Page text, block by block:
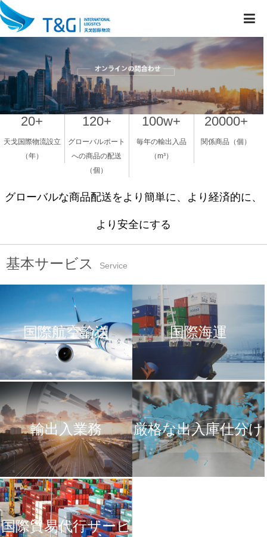
20+
天戈国際物流設立
（年）
120+
グローバルポート
への商品の配送
（個）
100w+
毎年の輸出入品
（m³）
20000+
関係商品（個）
グローバルな商品配送をより簡単に、より経済的に、
より安全にする
基本サービス Service
国際航空輸送 国際海運
輸出入業務 厳格な出入庫仕分け
国際貿易代行サービ